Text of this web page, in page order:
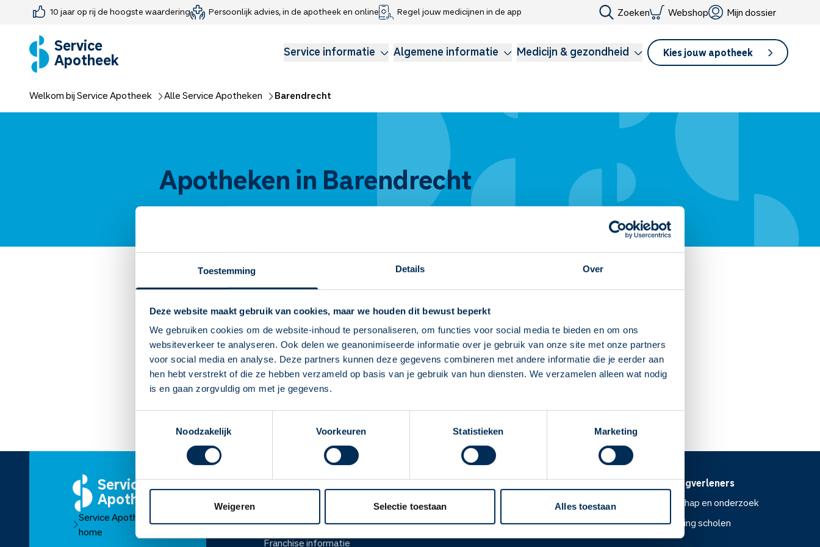
Toestemming Details Over
Deze website maakt gebruik van cookies, maar we houden dit bewust beperkt
We gebruiken cookies om de website-inhoud te personaliseren, om functies voor social media te bieden en om ons
websiteverkeer te analyseren. Ook delen we geanonimiseerde informatie over je gebruik van onze site met onze partners
voor social media en analyse. Deze partners kunnen deze gegevens combineren met andere informatie die je eerder aan
hen hebt verstrekt of die ze hebben verzameld op basis van je gebruik van hun diensten. We verzamelen alleen wat nodig
is en gaan zorgvuldig om met je gegevens.
Noodzakelijk
Voorkeuren Statistieken Marketing
Weigeren Selectie toestaan Alles toestaan
Deze Service Apotheek staat nu ingesteld als
jouw apotheek
Zo kan je makkelijk alle informatie vinden in het
10 jaar op rij de hoogste waardering Persoonlijk advies, in de apotheek en online Regel jouw medicijnen in de app Zoeken Webshop Mijn dossier
Service
Apotheek Service informatie Algemene informatie Medicijn & gezondheid Kies jouw apotheek
Farmaceutisch consult
Medicijn-APK
Webshop
Jouw medische gegevens delen
Klachtenregeling
Medicijnen voor kinderen
Longzorg
Welkom bij Service Apotheek Alle Service Apotheken Barendrecht
Apotheken in Barendrecht
Service Apotheek Carnisselande
Vandaag open van
info@apotheekcarnisselande.nl
0180 69 96 00
Service
Apotheek
Service Apotheek
home
Over ons
Over Mosadex
Franchise informatie
Werken bij
Werken bij het hoofdkantoor
Vacatures
Voor zorgverleners
Wetenschap en onderzoek
Voorlichting scholen